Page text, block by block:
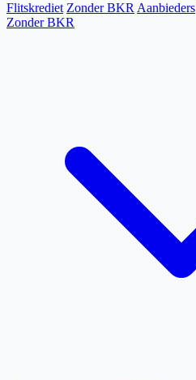
Flitskrediet Zonder BKR Aanbieders
Zonder BKR